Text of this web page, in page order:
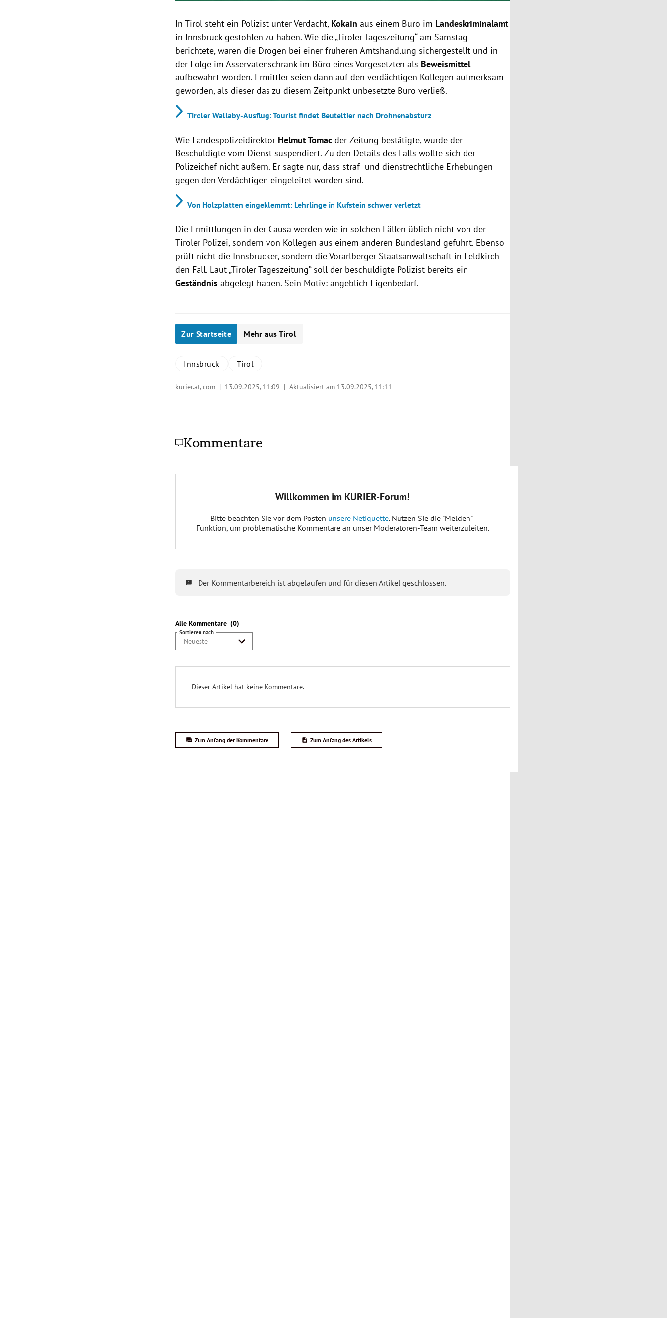
In Tirol steht ein Polizist unter Verdacht, Kokainaus einem Büro im Landeskriminalamt
in Innsbruck gestohlen zu haben. Wie die „Tiroler Tageszeitung“ am Samstag
berichtete, waren die Drogen bei einer früheren Amtshandlung sichergestellt und in
der Folge im Asservatenschrank im Büro eines Vorgesetzten als Beweismittel
aufbewahrt worden. Ermittler seien dann auf den verdächtigen Kollegen aufmerksam
geworden, als dieser das zu diesem Zeitpunkt unbesetzte Büro verließ.
Tiroler Wallaby-Ausflug: Tourist findet Beuteltier nach Drohnenabsturz
Wie Landespolizeidirektor Helmut Tomac der Zeitung bestätigte, wurde der
Beschuldigte vom Dienst suspendiert. Zu den Details des Falls wollte sich der
Polizeichef nicht äußern. Er sagte nur, dass straf- und dienstrechtliche Erhebungen
gegen den Verdächtigen eingeleitet worden sind.
Von Holzplatten eingeklemmt: Lehrlinge in Kufstein schwer verletzt
Die Ermittlungen in der Causa werden wie in solchen Fällen üblich nicht von der
Tiroler Polizei, sondern von Kollegen aus einem anderen Bundesland geführt. Ebenso
prüft nicht die Innsbrucker, sondern die Vorarlberger Staatsanwaltschaft in Feldkirch
den Fall. Laut „Tiroler Tageszeitung“ soll der beschuldigte Polizist bereits ein
Geständnisabgelegt haben. Sein Motiv: angeblich Eigenbedarf.
Zur Startseite Mehr aus Tirol
Innsbruck Tirol
kurier.at, com | 13.09.2025, 11:09 | Aktualisiert am 13.09.2025, 11:11
Kommentare